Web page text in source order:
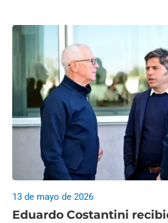
Eduardo Costantini
13 de mayo de 2026